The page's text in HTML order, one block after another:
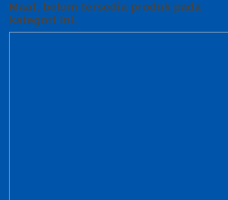
Maaf, belum tersedia produk pada
kategori ini.